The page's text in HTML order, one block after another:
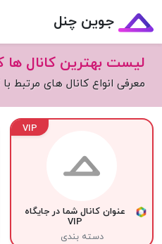
جوین چنل
لیست بهترین کانال ها
معرفی انواع کانال های مرتبط با
VIP
عنوان کانال شما در جایگاه
VIP
دسته بندی